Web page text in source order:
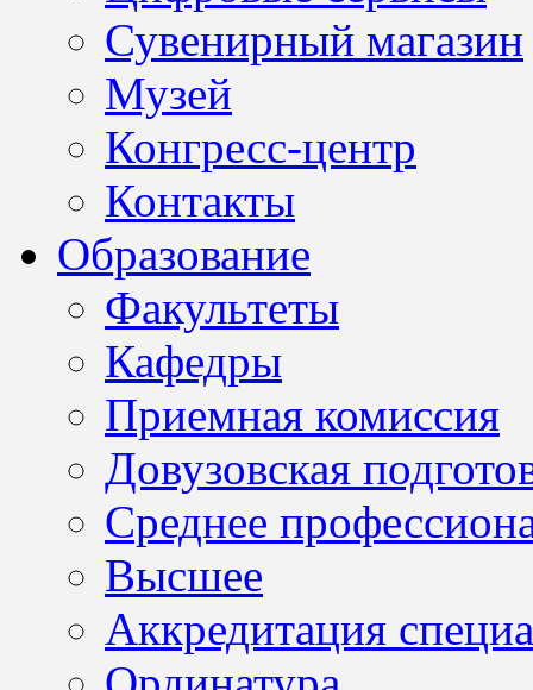
Сувенирный магазин
Музей
Конгресс-центр
Контакты
Образование
Факультеты
Кафедры
Приемная комиссия
Довузовская
Среднее
Высшее
Аккредитация